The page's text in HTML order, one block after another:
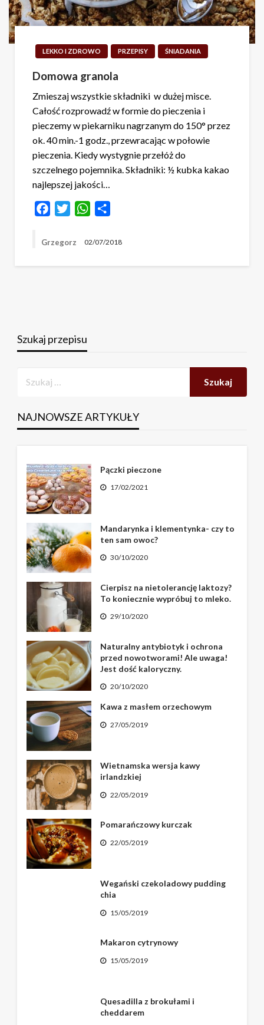
LEKKO I ZDROWO PRZEPISY ŚNIADANIA
Domowa granola
Zmieszaj wszystkie składniki w dużej misce.
Całość rozprowadź w formie do pieczenia i
pieczemy w piekarniku nagrzanym do 150° przez
ok. 40 min.-1 godz., przewracając w połowie
pieczenia. Kiedy wystygnie przełóż do
szczelnego pojemnika. Składniki: ½ kubka kakao
najlepszej jakości…
FacebookTwitterWhatsApp
Grzegorz 02/07/2018
Szukaj przepisu
NAJNOWSZE ARTYKUŁY
Pączki pieczone
17/02/2021
Mandarynka i klementynka- czy to
ten sam owoc?
30/10/2020
Cierpisz na nietolerancję laktozy?
To koniecznie wypróbuj to mleko.
29/10/2020
Naturalny antybiotyk i ochrona
przed nowotworami! Ale uwaga!
Jest dość kaloryczny.
20/10/2020
Kawa z masłem orzechowym
27/05/2019
Wietnamska wersja kawy
irlandzkiej
22/05/2019
Pomarańczowy kurczak
22/05/2019
Wegański czekoladowy pudding
chia
15/05/2019
Makaron cytrynowy
15/05/2019
Quesadilla z brokułami i
cheddarem